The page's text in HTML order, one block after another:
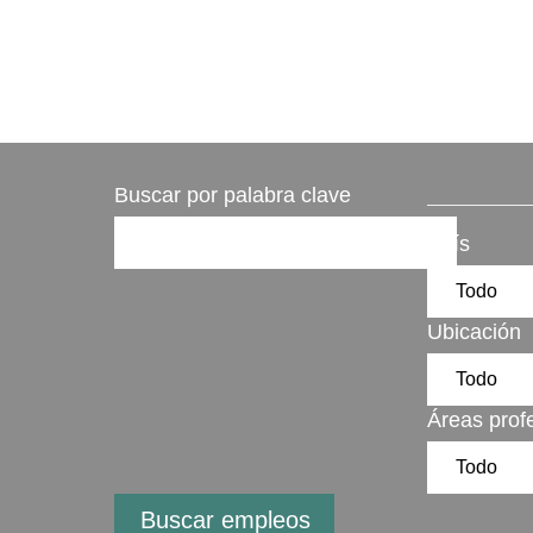
Buscar por palabra clave
País
Ubicación
Áreas